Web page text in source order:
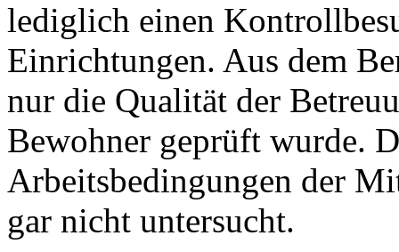
lediglich einen
Einrichtungen. Aus dem
nur die Qualität der
Bewohner geprüft wurde.
Arbeitsbedingungen der
gar nicht untersucht.